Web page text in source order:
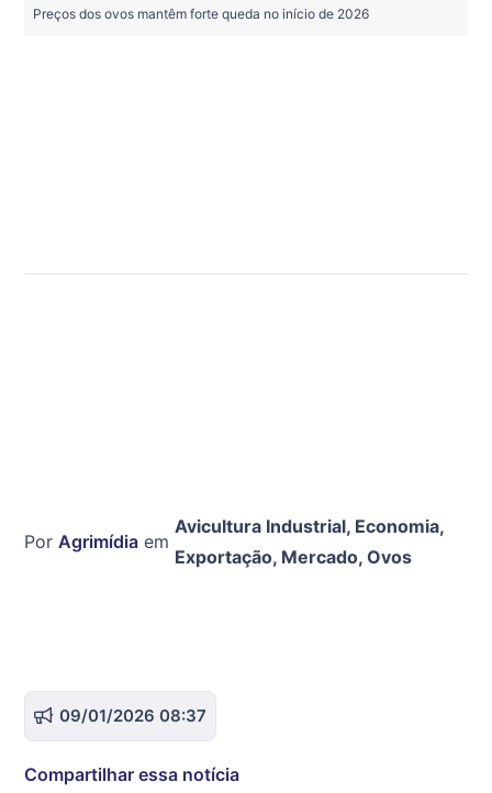
Preços dos ovos mantêm forte queda no início de 2026
Por Agrimídia em
Avicultura Industrial, Economia,
Exportação, Mercado, Ovos
09/01/2026 08:37
Compartilhar essa notícia